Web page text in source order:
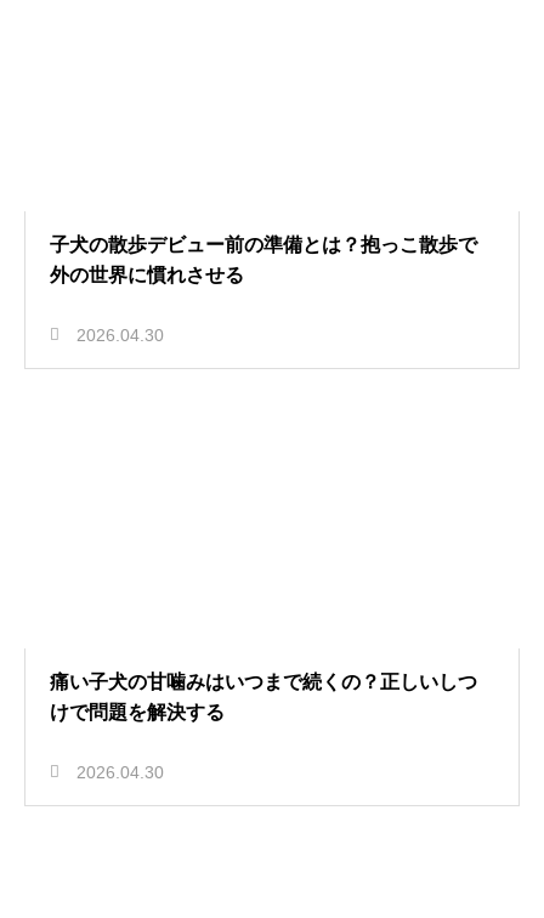
子犬の散歩デビュー前の準備とは？抱っこ散歩で
外の世界に慣れさせる
2026.04.30
痛い子犬の甘噛みはいつまで続くの？正しいしつ
けで問題を解決する
2026.04.30